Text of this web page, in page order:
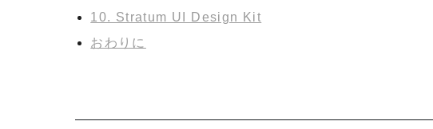
10. Stratum UI Design Kit
おわりに